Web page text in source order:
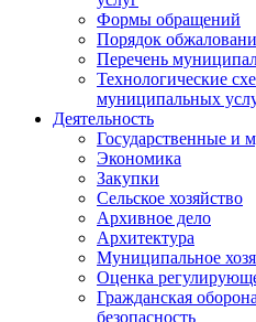
Формы обращений
Порядок
Перечень
Технологические
муниципальных
Деятельность
Государственные и
Экономика
Закупки
Сельское хозяйство
Архивное дело
Архитектура
Муниципальное
Оценка
Гражданская
безопасность